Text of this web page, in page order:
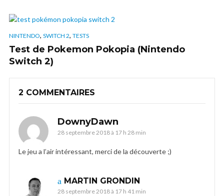
NINTENDO, SWITCH 2, TESTS
Test de Pokemon Pokopia (Nintendo
Switch 2)
2 COMMENTAIRES
DownyDawn
28 septembre 2018 à 17 h 28 min
Le jeu a l’air intéressant, merci de la découverte ;)
MARTIN GRONDIN
28 septembre 2018 à 17 h 41 min